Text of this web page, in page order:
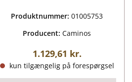
Produktnummer:01005753
Producent:Caminos
Almindelig pris:
1.129,61 kr.
kun tilgængelig på forespørgsel